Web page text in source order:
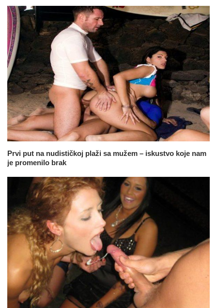
Prvi put na nudističkoj plaži sa mužem – iskustvo koje nam
je promenilo brak